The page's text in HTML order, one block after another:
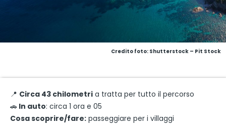
Credito foto: Shutterstock – Pit Stock
📍 Circa 43 chilometri a tratta per tutto il percorso
🚗 In auto: circa 1 ora e 05
Cosa scoprire/fare: passeggiare per i villaggi